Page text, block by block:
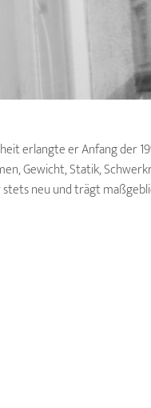
erlangte er Anfang der
Gewicht, Statik,
neu und trägt